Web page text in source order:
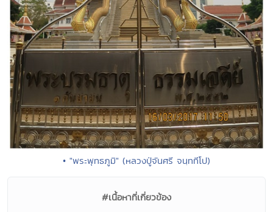
• "พระพุทธภูมิ" (หลวงปู่จันศรี จนฺททีโป)
#เนื้อหาที่เกี่ยวข้อง